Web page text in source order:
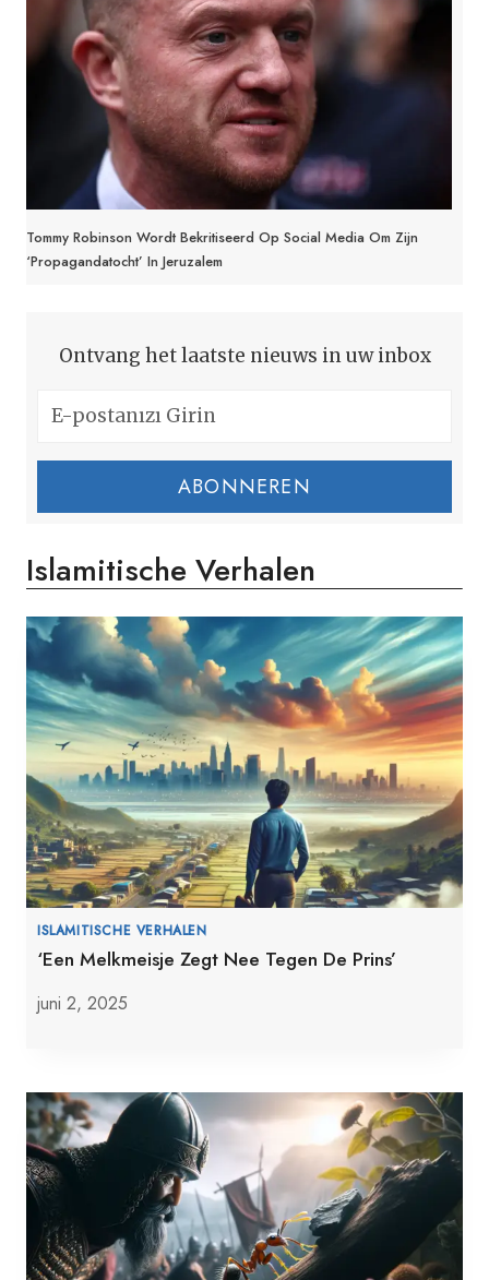
Tommy Robinson Wordt Bekritiseerd Op Social Media Om Zijn
‘propagandatocht’ In Jeruzalem
Ontvang het laatste nieuws in uw inbox
ABONNEREN
Islamitische Verhalen
ISLAMITISCHE VERHALEN
‘Een Melkmeisje Zegt Nee Tegen De Prins’
juni 2, 2025